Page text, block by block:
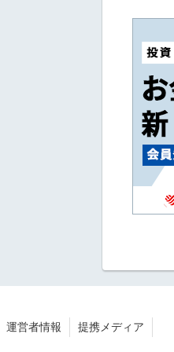
運営者情報 提携メディア